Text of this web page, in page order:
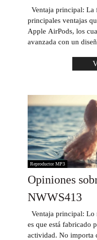
Ventaja principal: La
principales ventajas
Apple AirPods, los
avanzada con un
Reproductor MP3
Opiniones
NWWS413
Ventaja principal: Lo
es que está fabricado
actividad. No importa